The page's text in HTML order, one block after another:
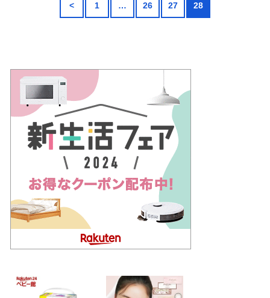
< 1 … 26 27 28